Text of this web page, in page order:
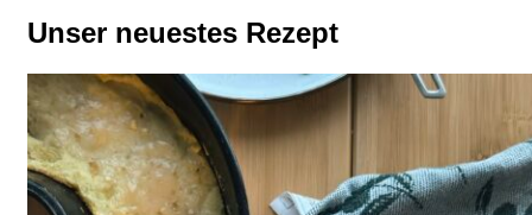
Unser neuestes Rezept